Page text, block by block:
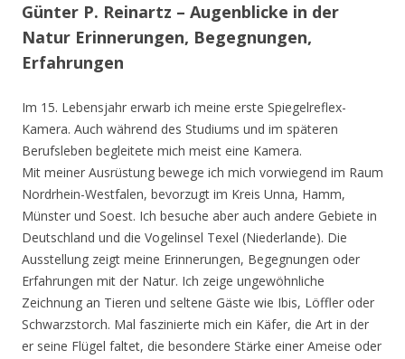
Günter P. Reinartz – Augenblicke in der
Natur Erinnerungen, Begegnungen,
Erfahrungen
Im 15. Lebensjahr erwarb ich meine erste Spiegelreflex-
Kamera. Auch während des Studiums und im späteren
Berufsleben begleitete mich meist eine Kamera.
Mit meiner Ausrüstung bewege ich mich vorwiegend im Raum
Nordrhein-Westfalen, bevorzugt im Kreis Unna, Hamm,
Münster und Soest. Ich besuche aber auch andere Gebiete in
Deutschland und die Vogelinsel Texel (Niederlande). Die
Ausstellung zeigt meine Erinnerungen, Begegnungen oder
Erfahrungen mit der Natur. Ich zeige ungewöhnliche
Zeichnung an Tieren und seltene Gäste wie Ibis, Löffler oder
Schwarzstorch. Mal faszinierte mich ein Käfer, die Art in der
er seine Flügel faltet, die besondere Stärke einer Ameise oder